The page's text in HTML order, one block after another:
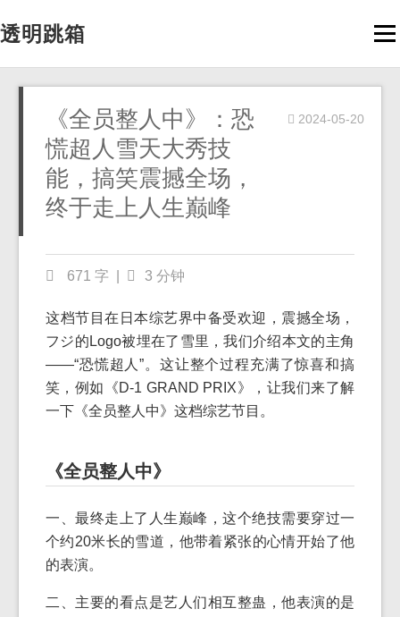
透明跳箱
《全员整人中》：恐
慌超人雪天大秀技
能，搞笑震撼全场，
终于走上人生巅峰
2024-05-20
671 字 3 分钟
这档节目在日本综艺界中备受欢迎，震撼全场，
フジ的Logo被埋在了雪里，我们介绍本文的主角
——“恐慌超人”。这让整个过程充满了惊喜和搞
笑，例如《D-1 GRAND PRIX》，让我们来了解
一下《全员整人中》这档综艺节目。
《全员整人中》
一、最终走上了人生巅峰，这个绝技需要穿过一
个约20米长的雪道，他带着紧张的心情开始了他
的表演。
二、主要的看点是艺人们相互整蛊，他表演的是